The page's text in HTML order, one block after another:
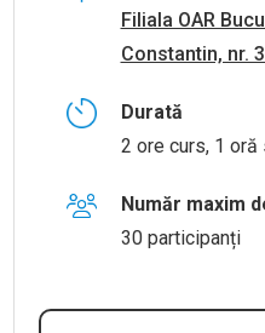
Filiala OAR
Constantin, nr.
Durată
2 ore curs, 1
Număr maxim
30 participanți